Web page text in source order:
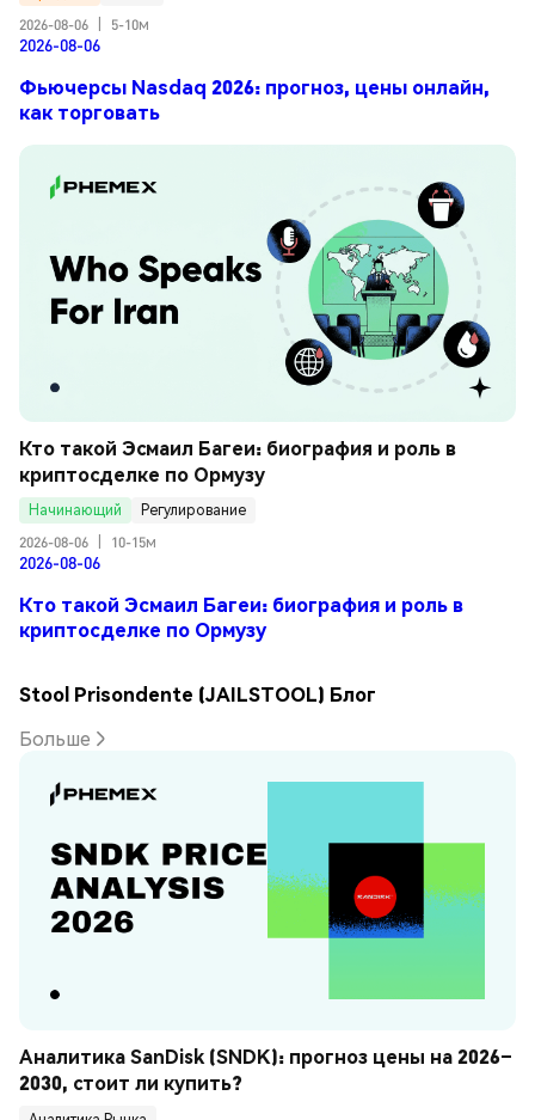
2026-08-06
5-10м
2026-08-06
Фьючерсы Nasdaq 2026: прогноз, цены онлайн,
как торговать
Кто такой Эсмаил Багеи: биография и роль в
криптосделке по Ормузу
Начинающий
Регулирование
2026-08-06
10-15м
2026-08-06
Кто такой Эсмаил Багеи: биография и роль в
криптосделке по Ормузу
Stool Prisondente (JAILSTOOL) Блог
Больше
Аналитика SanDisk (SNDK): прогноз цены на 2026–
2030, стоит ли купить?